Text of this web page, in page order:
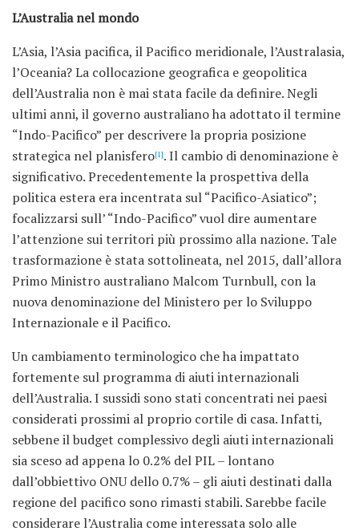
L’Australia nel mondo
L’Asia, l’Asia pacifica, il Pacifico meridionale, l’Australasia,
l’Oceania? La collocazione geografica e geopolitica
dell’Australia non è mai stata facile da definire. Negli
ultimi anni, il governo australiano ha adottato il termine
“Indo-Pacifico” per descrivere la propria posizione
strategica nel planisfero[1]. Il cambio di denominazione è
significativo. Precedentemente la prospettiva della
politica estera era incentrata sul “Pacifico-Asiatico”;
focalizzarsi sull’ “Indo-Pacifico” vuol dire aumentare
l’attenzione sui territori più prossimo alla nazione. Tale
trasformazione è stata sottolineata, nel 2015, dall’allora
Primo Ministro australiano Malcom Turnbull, con la
nuova denominazione del Ministero per lo Sviluppo
Internazionale e il Pacifico.
Un cambiamento terminologico che ha impattato
fortemente sul programma di aiuti internazionali
dell’Australia. I sussidi sono stati concentrati nei paesi
considerati prossimi al proprio cortile di casa. Infatti,
sebbene il budget complessivo degli aiuti internazionali
sia sceso ad appena lo 0.2% del PIL – lontano
dall’obbiettivo ONU dello 0.7% – gli aiuti destinati dalla
regione del pacifico sono rimasti stabili. Sarebbe facile
considerare l’Australia come interessata solo alle